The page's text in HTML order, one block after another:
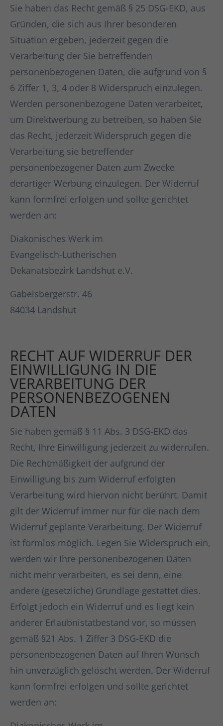
Sie haben das Recht gemäß § 25 DSG-EKD, aus
Gründen, die sich aus Ihrer besonderen
Situation ergeben, jederzeit gegen die
Verarbeitung der Sie betreffenden
personenbezogenen Daten, die aufgrund von §
6 Ziffer 1, 3, 4 oder 8 Widerspruch einzulegen.
Werden personenbezogene Daten verarbeitet,
um Direktwerbung zu betreiben, so haben Sie
das Recht, jederzeit Widerspruch gegen die
Verarbeitung sie betreffender
personenbezogener Daten zum Zwecke
derartiger Werbung einzulegen. Der Widerruf
kann formfrei erfolgen und sollte gerichtet
werden an:
Diakonisches Werk im
Evangelisch-Lutherischen
Dekanatsbezirk Landshut e.V.
Gabelsbergerstr. 46
84034 Landshut
RECHT AUF WIDERRUF DER
EINWILLIGUNG IN DIE
VERARBEITUNG DER
PERSONENBEZOGENEN
DATEN
Sie haben gemäß § 11 Abs. 3 DSG-EKD das
Recht, Ihre Einwilligung jederzeit zu widerrufen.
Die Rechtmäßigkeit der aufgrund der
Einwilligung bis zum Widerruf erfolgten
Verarbeitung wird hiervon nicht berührt. Damit
gilt der Widerruf immer nur für die nach dem
Widerruf geplante Verarbeitung. Der Widerruf
ist formlos möglich. Legen Sie Widerspruch ein,
werden wir Ihre personenbezogenen Daten
nicht mehr verarbeiten, es sei denn, eine
andere (gesetzliche) Grundlage gestattet dies.
Erfolgt jedoch ein Widerruf und es liegt kein
anderer Erlaubnistatbestand vor, so müssen
gemäß §21 Abs. 1 Ziffer 3 DSG-EKD die
personenbezogenen Daten auf Ihren Wunsch
hin unverzüglich gelöscht werden. Der Widerruf
kann formfrei erfolgen und sollte gerichtet
werden an: